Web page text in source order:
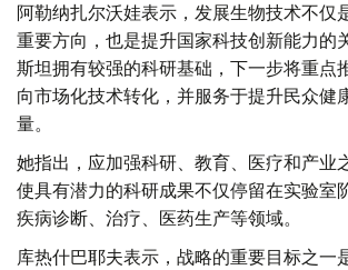
阿勒纳扎尔沃娃表示，发展生物技术不仅
重要方向，也是提升国家科技创新能力的
斯坦拥有较强的科研基础，下一步将重点
向市场化技术转化，并服务于提升民众健
量。
她指出，应加强科研、教育、医疗和产业
使具有潜力的科研成果不仅停留在实验室
疾病诊断、治疗、医药生产等领域。
库热什巴耶夫表示，战略的重要目标之一